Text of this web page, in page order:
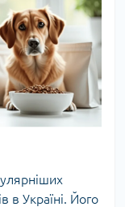
в Україні. Його